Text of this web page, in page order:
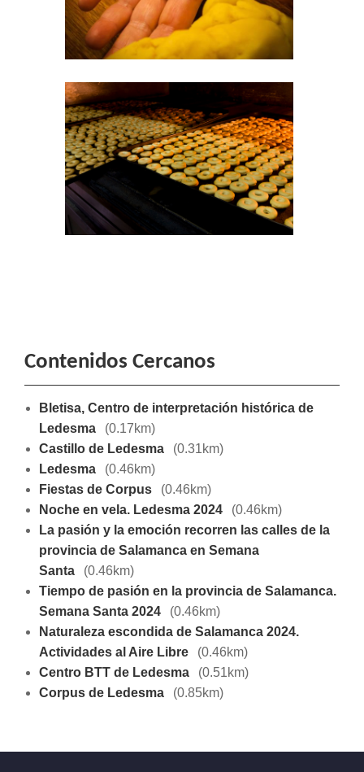
Contenidos Cercanos
Bletisa, Centro de interpretación histórica de
Ledesma
(0.17km)
Castillo de Ledesma
(0.31km)
Ledesma
(0.46km)
Fiestas de Corpus
(0.46km)
Noche en vela. Ledesma 2024
(0.46km)
La pasión y la emoción recorren las calles de la
provincia de Salamanca en Semana
Santa
(0.46km)
Tiempo de pasión en la provincia de Salamanca.
Semana Santa 2024
(0.46km)
Naturaleza escondida de Salamanca 2024.
Actividades al Aire Libre
(0.46km)
Centro BTT de Ledesma
(0.51km)
Corpus de Ledesma
(0.85km)